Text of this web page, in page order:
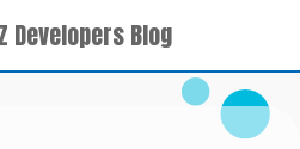
Developers Blog